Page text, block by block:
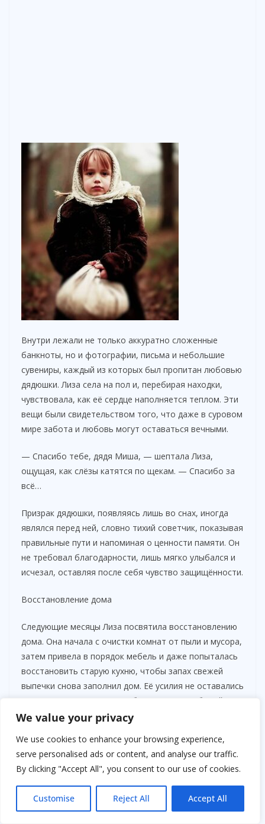
We value your privacy
We use cookies to enhance your browsing experience,
serve personalised ads or content, and analyse our traffic.
By clicking "Accept All", you consent to our use of cookies.
Customise Reject All Accept All
Внутри лежали не только аккуратно сложенные
банкноты, но и фотографии, письма и небольшие
сувениры, каждый из которых был пропитан любовью
дядюшки. Лиза села на пол и, перебирая находки,
чувствовала, как её сердце наполняется теплом. Эти
вещи были свидетельством того, что даже в суровом
мире забота и любовь могут оставаться вечными.
— Спасибо тебе, дядя Миша, — шептала Лиза,
ощущая, как слёзы катятся по щекам. — Спасибо за
всё…
Призрак дядюшки, появляясь лишь во снах, иногда
являлся перед ней, словно тихий советчик, показывая
правильные пути и напоминая о ценности памяти. Он
не требовал благодарности, лишь мягко улыбался и
исчезал, оставляя после себя чувство защищённости.
Восстановление дома
Следующие месяцы Лиза посвятила восстановлению
дома. Она начала с очистки комнат от пыли и мусора,
затем привела в порядок мебель и даже попыталась
восстановить старую кухню, чтобы запах свежей
выпечки снова заполнил дом. Её усилия не оставались
незамеченными: соседи, наблюдая за её работой,
постепенно начали помогать.